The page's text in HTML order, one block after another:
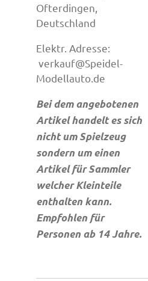
Ofterdingen,
Deutschland
Elektr. Adresse:
verkauf@Speidel-
Modellauto.de
Bei dem angebotenen
Artikel handelt es sich
nicht um Spielzeug
sondern um einen
Artikel für Sammler
welcher Kleinteile
enthalten kann.
Empfohlen für
Personen ab 14 Jahre.